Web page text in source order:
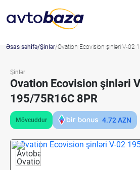
Əsas səhifə Şinlər Ovation Ecovision şinləri V-02
Şinlər
Ovation Ecovision şinləri
195/75R16C 8PR
Mövcuddur 4.72AZN